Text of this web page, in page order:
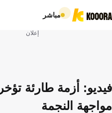
مباشر
إعلان
فيديو: أزمة طارئة
مواجهة النجمة